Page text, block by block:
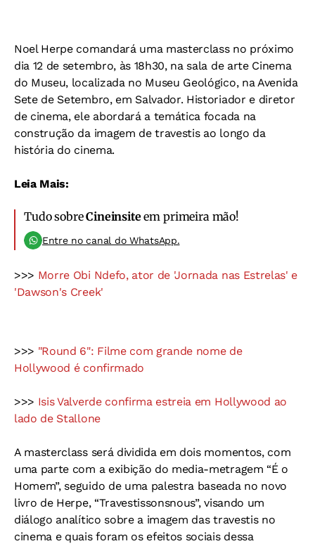
Noel Herpe comandará uma masterclass no próximo
dia 12 de setembro, às 18h30, na sala de arte Cinema
do Museu, localizada no Museu Geológico, na Avenida
Sete de Setembro, em Salvador. Historiador e diretor
de cinema, ele abordará a temática focada na
construção da imagem de travestis ao longo da
história do cinema.
Leia Mais:
Tudo sobreCineinsiteem primeira mão!
Entre no canal do WhatsApp.
>>> Morre Obi Ndefo, ator de 'Jornada nas Estrelas' e
'Dawson's Creek'
>>> "Round 6": Filme com grande nome de
Hollywood é confirmado
>>> Isis Valverde confirma estreia em Hollywood ao
lado de Stallone
A masterclass será dividida em dois momentos, com
uma parte com a exibição do media-metragem “É o
Homem”, seguido de uma palestra baseada no novo
livro de Herpe, “Travestissonsnous”, visando um
diálogo analítico sobre a imagem das travestis no
cinema e quais foram os efeitos sociais dessa